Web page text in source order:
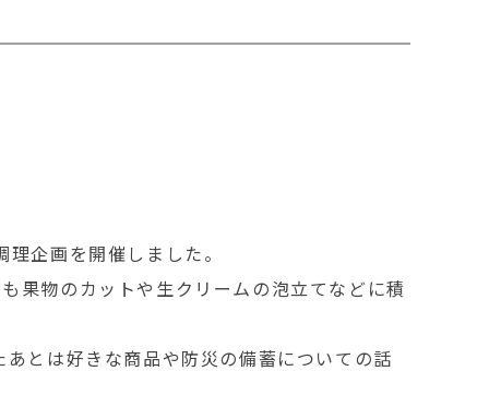
企画を開催しました。
果物のカットや生クリームの泡立てなどに積
とは好きな商品や防災の備蓄についての話